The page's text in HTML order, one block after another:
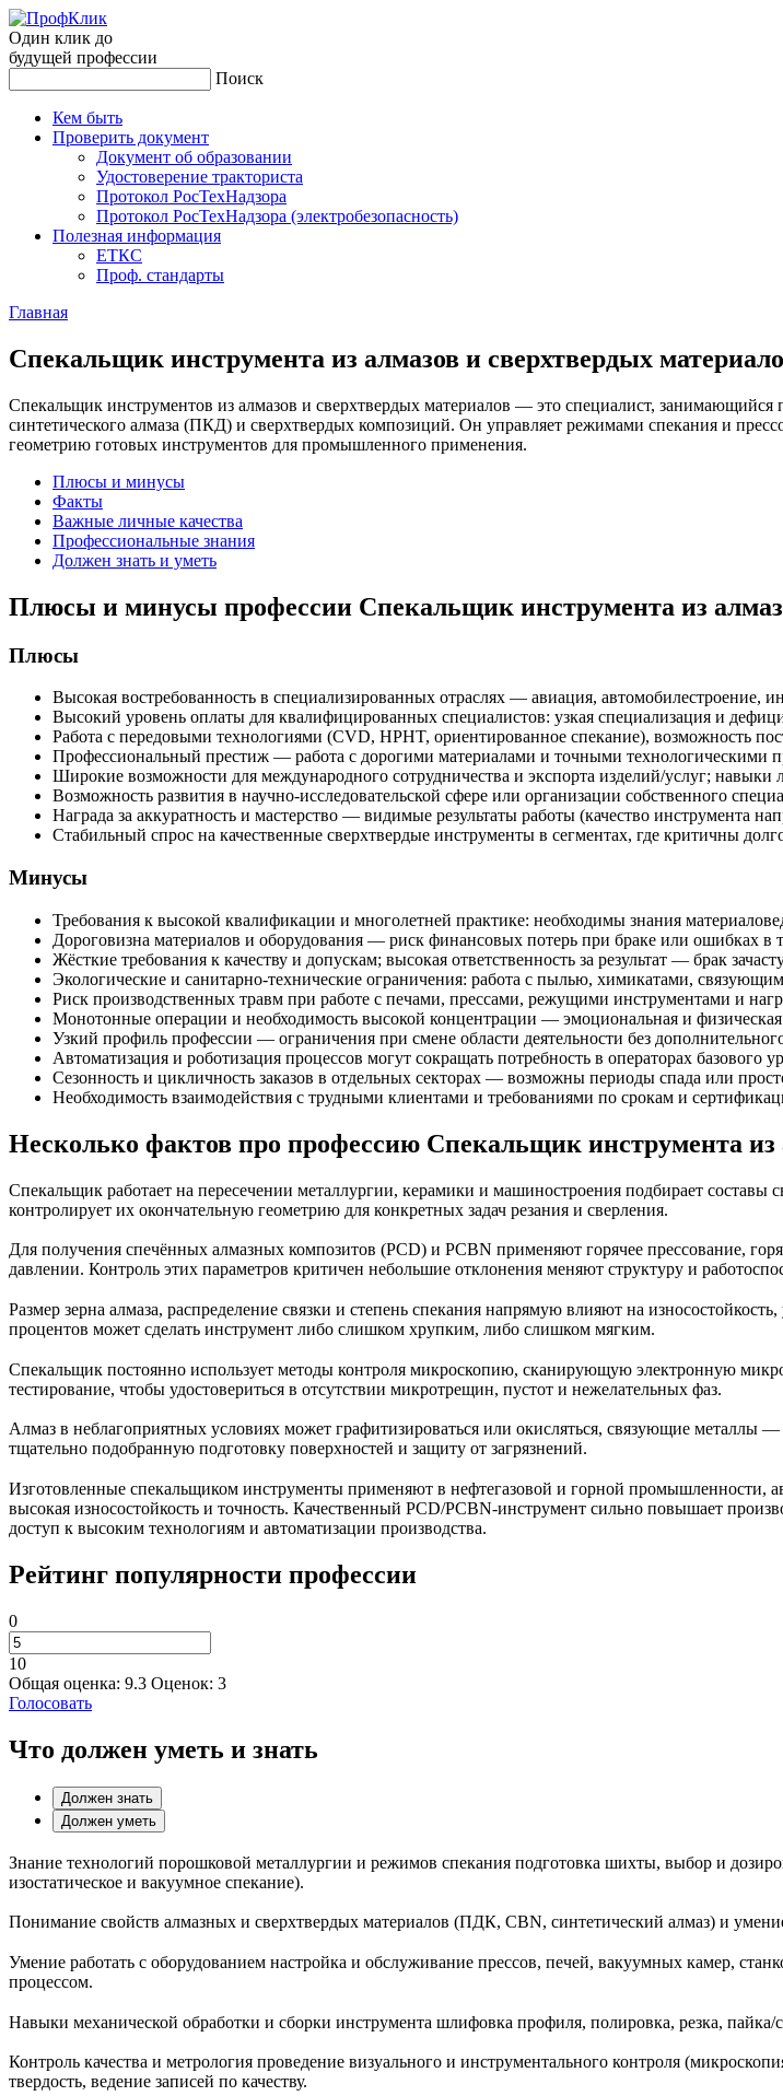
Один клик до
будущей профессии
Поиск
Кем быть
Проверить документ
Документ об образовании
Удостоверение тракториста
Протокол РосТехНадзора
Протокол РосТехНадзора (электробезопасность)
Полезная информация
ЕТКС
Проф. стандарты
Главная
Спе­каль­щик инс­тру­мен­та из ал­ма­зов и сверх­твер­дых
Спекальщик инструментов из алмазов и сверхтвердых материалов — это специалист,
синтетического алмаза (ПКД) и сверхтвердых композиций. Он управляет режимами спекания и
геометрию готовых инструментов для промышленного применения.
Плюсы и минусы
Факты
Важные личные качества
Профессиональные знания
Должен знать и уметь
Плюсы и минусы профессии Спекальщик инструмента из
Плюсы
Высокая востребованность в специализированных отраслях — авиация, автомобилестроение,
Высокий уровень оплаты для квалифицированных специалистов: узкая специализация и
Работа с передовыми технологиями (CVD, HPHT, ориентированное спекание), возможность
Профессиональный престиж — работа с дорогими материалами и точными технологическими
Широкие возможности для международного сотрудничества и экспорта изделий/услуг;
Возможность развития в научно-исследовательской сфере или организации собственного
Награда за аккуратность и мастерство — видимые результаты работы (качество инструмента
Стабильный спрос на качественные сверхтвердые инструменты в сегментах, где критичны
Минусы
Требования к высокой квалификации и многолетней практике: необходимы знания
Дороговизна материалов и оборудования — риск финансовых потерь при браке или ошибках в
Жёсткие требования к качеству и допускам; высокая ответственность за результат — брак
Экологические и санитарно-технические ограничения: работа с пылью, химикатами,
Риск производственных травм при работе с печами, прессами, режущими инструментами и
Монотонные операции и необходимость высокой концентрации — эмоциональная и физическая
Узкий профиль профессии — ограничения при смене области деятельности без
Автоматизация и роботизация процессов могут сокращать потребность в операторах базового
Сезонность и цикличность заказов в отдельных секторах — возможны периоды спада или
Необходимость взаимодействия с трудными клиентами и требованиями по срокам и
Несколько фактов про профессию Спекальщик инструмента из
Спекальщик работает на пересечении металлургии, керамики и машиностроения подбирает составы
контролирует их окончательную геометрию для конкретных задач резания и сверления.
Для получения спечённых алмазных композитов (PCD) и PCBN применяют горячее прессование,
давлении. Контроль этих параметров критичен небольшие отклонения меняют структуру и
Размер зерна алмаза, распределение связки и степень спекания напрямую влияют на
процентов может сделать инструмент либо слишком хрупким, либо слишком мягким.
Спекальщик постоянно использует методы контроля микроскопию, сканирующую электронную
тестирование, чтобы удостовериться в отсутствии микротрещин, пустот и нежелательных фаз.
Алмаз в неблагоприятных условиях может графитизироваться или окисляться, связующие металлы
тщательно подобранную подготовку поверхностей и защиту от загрязнений.
Изготовленные спекальщиком инструменты применяют в нефтегазовой и горной промышленности,
высокая износостойкость и точность. Качественный PCD/PCBN‑инструмент сильно повышает
доступ к высоким технологиям и автоматизации производства.
Рейтинг популярности профессии
0
10
Общая оценка: 9.3 Оценок: 3
Голосовать
Что должен уметь и знать
Должен знать
Должен уметь
Знание технологий порошковой металлургии и режимов спекания подготовка шихты, выбор и
изостатическое и вакуумное спекание).
Понимание свойств алмазных и сверхтвердых материалов (ПДК, CBN, синтетический алмаз) и
Умение работать с оборудованием настройка и обслуживание прессов, печей, вакуумных камер,
процессом.
Навыки механической обработки и сборки инструмента шлифовка профиля, полировка, резка,
Контроль качества и метрология проведение визуального и инструментального контроля
твердость, ведение записей по качеству.